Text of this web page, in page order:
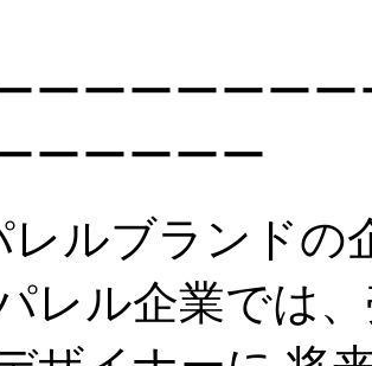
ーーーーーー
ーーーーー
レルブランドの
レル企業では